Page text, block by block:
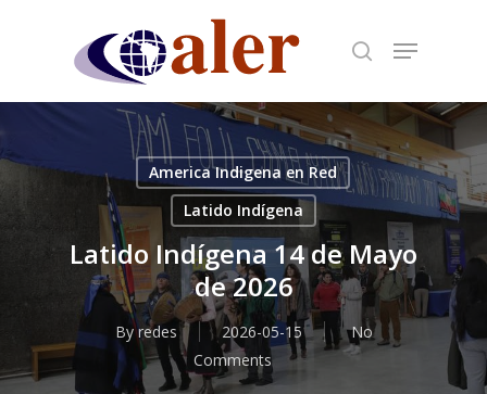
content
America Indigena en Red
Latido Indígena
Latido Indígena 14 de Mayo
de 2026
By redes 2026-05-15
No
Comments